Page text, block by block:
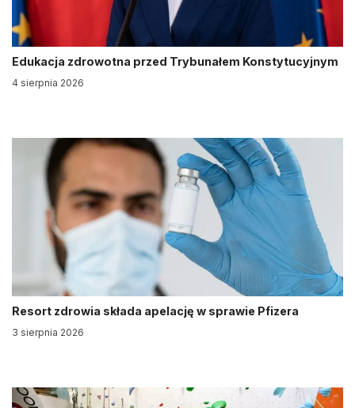
Edukacja zdrowotna przed Trybunałem Konstytucyjnym
4 sierpnia 2026
Resort zdrowia składa apelację w sprawie Pfizera
3 sierpnia 2026